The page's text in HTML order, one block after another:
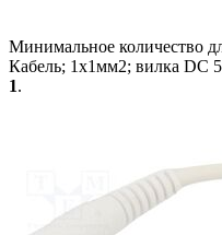
Минимальное количество
Кабель; 1x1мм2; вилка DC
1.